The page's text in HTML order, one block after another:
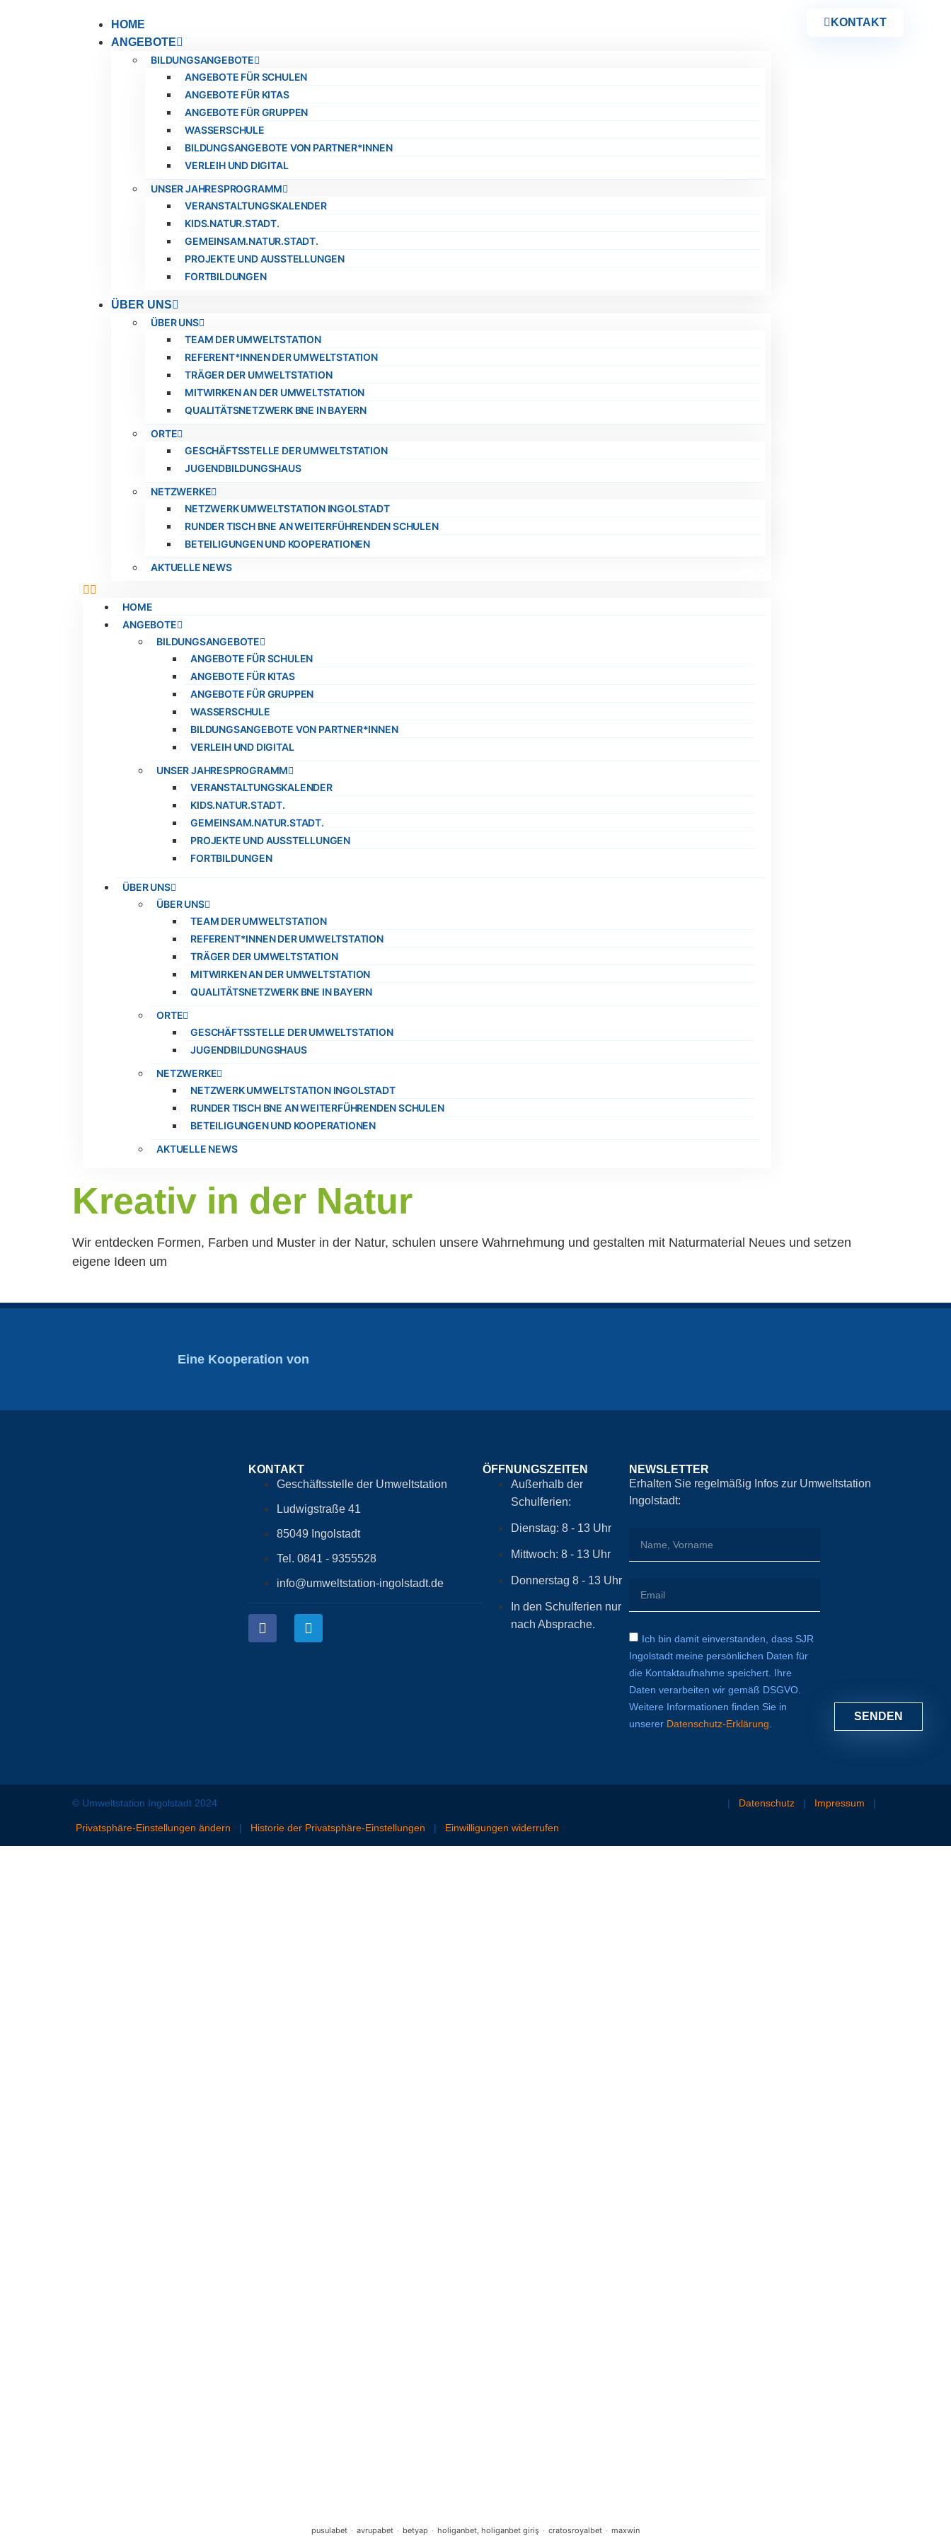
HOME
ANGEBOTE
BILDUNGSANGEBOTE
ANGEBOTE FÜR SCHULEN
ANGEBOTE FÜR KITAS
ANGEBOTE FÜR GRUPPEN
WASSERSCHULE
BILDUNGSANGEBOTE VON PARTNER*INNEN
VERLEIH UND DIGITAL
UNSER JAHRESPROGRAMM
VERANSTALTUNGSKALENDER
KIDS.NATUR.STADT.
GEMEINSAM.NATUR.STADT.
PROJEKTE UND AUSSTELLUNGEN
FORTBILDUNGEN
ÜBER UNS
ÜBER UNS
TEAM DER UMWELTSTATION
REFERENT*INNEN DER UMWELTSTATION
TRÄGER DER UMWELTSTATION
MITWIRKEN AN DER UMWELTSTATION
QUALITÄTSNETZWERK BNE IN BAYERN
ORTE
GESCHÄFTSSTELLE DER UMWELTSTATION
JUGENDBILDUNGSHAUS
NETZWERKE
NETZWERK UMWELTSTATION INGOLSTADT
RUNDER TISCH BNE AN WEITERFÜHRENDEN SCHULEN
BETEILIGUNGEN UND KOOPERATIONEN
AKTUELLE NEWS
HOME
ANGEBOTE
BILDUNGSANGEBOTE
ANGEBOTE FÜR SCHULEN
ANGEBOTE FÜR KITAS
ANGEBOTE FÜR GRUPPEN
WASSERSCHULE
BILDUNGSANGEBOTE VON PARTNER*INNEN
VERLEIH UND DIGITAL
UNSER JAHRESPROGRAMM
VERANSTALTUNGSKALENDER
KIDS.NATUR.STADT.
GEMEINSAM.NATUR.STADT.
PROJEKTE UND AUSSTELLUNGEN
FORTBILDUNGEN
ÜBER UNS
ÜBER UNS
TEAM DER UMWELTSTATION
REFERENT*INNEN DER UMWELTSTATION
TRÄGER DER UMWELTSTATION
MITWIRKEN AN DER UMWELTSTATION
QUALITÄTSNETZWERK BNE IN BAYERN
ORTE
GESCHÄFTSSTELLE DER UMWELTSTATION
JUGENDBILDUNGSHAUS
NETZWERKE
NETZWERK UMWELTSTATION INGOLSTADT
RUNDER TISCH BNE AN WEITERFÜHRENDEN SCHULEN
BETEILIGUNGEN UND KOOPERATIONEN
AKTUELLE NEWS
KONTAKT
Kreativ in der Natur
Wir entdecken Formen, Farben und Muster in der Natur, schulen unsere Wahrnehmung und gestalten mit Naturmaterial Neues und setzen
eigene Ideen um
Eine Kooperation von
KONTAKT
Geschäftsstelle der Umweltstation
Ludwigstraße 41
85049 Ingolstadt
Tel. 0841 - 9355528
info@umweltstation-ingolstadt.de
ÖFFNUNGSZEITEN
Außerhalb der
Schulferien:
Dienstag: 8 - 13 Uhr
Mittwoch: 8 - 13 Uhr
Donnerstag 8 - 13 Uhr
In den Schulferien nur
nach Absprache.
NEWSLETTER
Erhalten Sie regelmäßig Infos zur Umweltstation
Ingolstadt:
Ich bin damit einverstanden, dass SJR
Ingolstadt meine persönlichen Daten für
die Kontaktaufnahme speichert. Ihre
Daten verarbeiten wir gemäß DSGVO.
Weitere Informationen finden Sie in
unserer Datenschutz-Erklärung
SENDEN
© Umweltstation Ingolstadt 2024 | Datenschutz | Impressum |
Privatsphäre-Einstellungen ändern | Historie der Privatsphäre-Einstellungen | Einwilligungen widerrufen
pusulabet · avrupabet · betyap · holiganbet, holiganbet giriş · cratosroyalbet · maxwin